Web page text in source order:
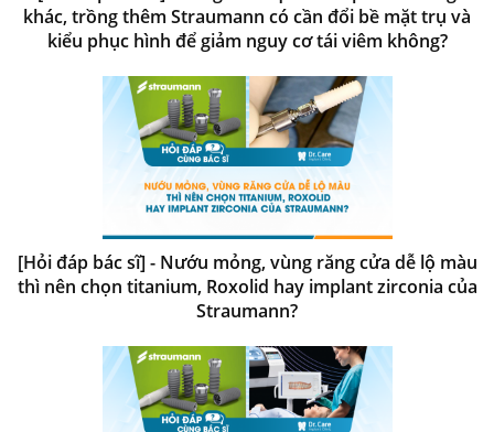
khác, trồng thêm Straumann có cần đổi bề mặt trụ và
kiểu phục hình để giảm nguy cơ tái viêm không?
[Hỏi đáp bác sĩ] - Nướu mỏng, vùng răng cửa dễ lộ màu
thì nên chọn titanium, Roxolid hay implant zirconia của
Straumann?